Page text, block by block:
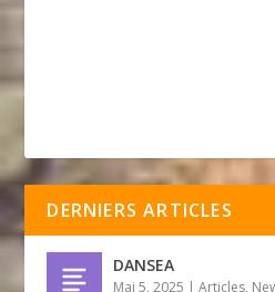
DERNIERS ARTICLES
DANSEA
Mai 5, 2025 |Articles,